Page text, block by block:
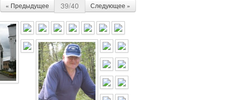
« Предыдущее 39/40 Следующее »